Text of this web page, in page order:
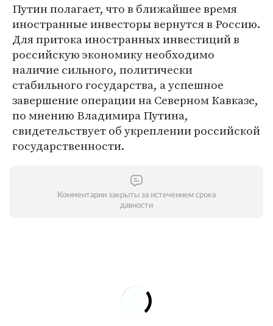
Путин полагает, что в ближайшее время
иностранные инвесторы вернутся в Россию.
Для притока иностранных инвестиций в
российскую экономику необходимо
наличие сильного, политически
стабильного государства, а успешное
завершение операции на Северном Кавказе,
по мнению Владимира Путина,
свидетельствует об укреплении российской
государственности.
Комментарии закрыты за истечением срока
давности